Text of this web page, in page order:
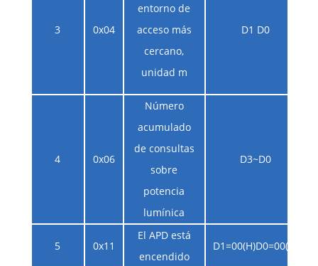
3 0x04
entorno de
acceso más
cercano,
unidad m
D1 D0
4 0x06
Número
acumulado
de consultas
sobre
potencia
lumínica
D3~D0
5 0x11
El APD está
encendido
D1=00(H)D0=00(H)